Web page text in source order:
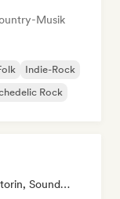
Musik
Indie-Rock
Rock
Media Outlet/Journalist, Mentorin, Sound Experte